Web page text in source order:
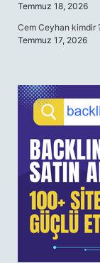
Temmuz 18, 2026
Cem Ceyhan kimdir
Temmuz 17, 2026